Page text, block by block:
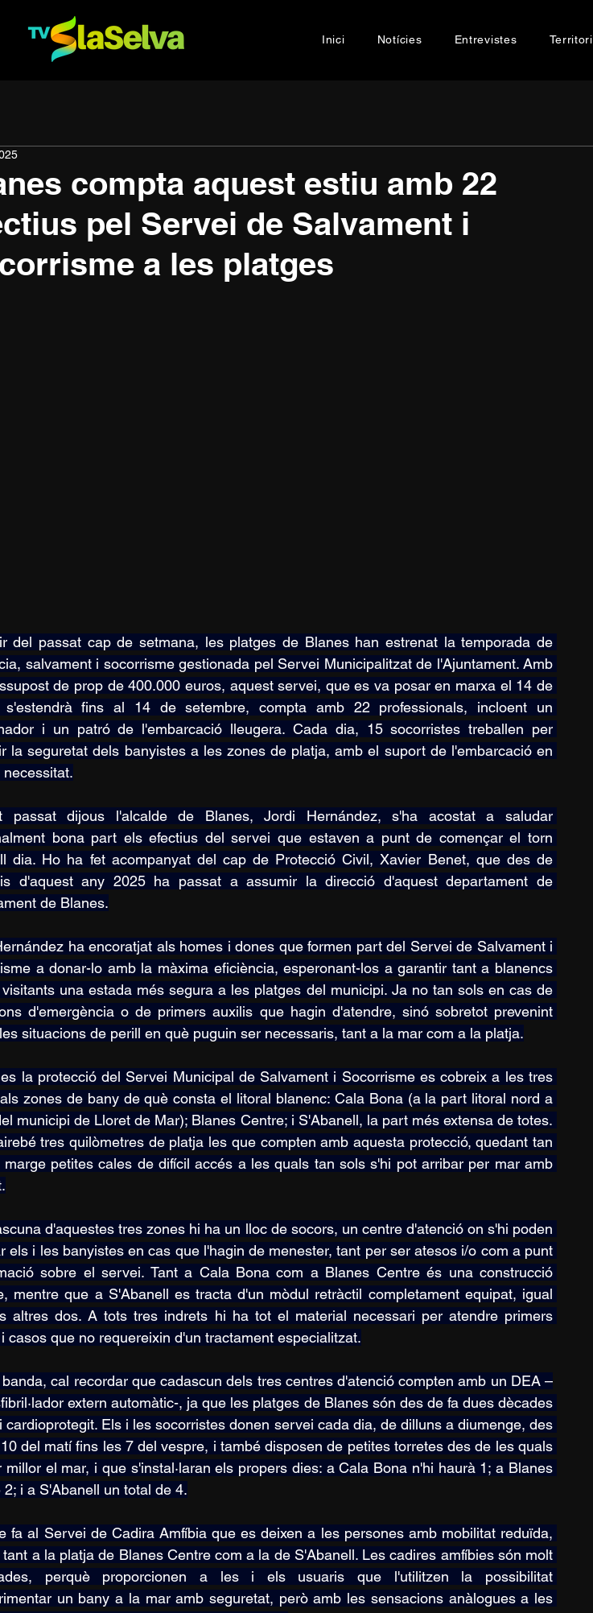
Inici Notícies Entrevistes Territori
compta aquest estiu amb 22
pel Servei de Salvament i
a les platges
del passat cap de setmana, les platges de Blanes han estrenat la temporada de
salvament i socorrisme gestionada pel Servei Municipalitzat de l'Ajuntament. Amb
de prop de 400.000 euros, aquest servei, que es va posar en marxa el 14 de
fins al 14 de setembre, compta amb 22 professionals, incloent un
i un patró de l'embarcació lleugera. Cada dia, 15 socorristes treballen per
la seguretat dels banyistes a les zones de platja, amb el suport de l'embarcació en
passat dijous l'alcalde de Blanes, Jordi Hernández, s'ha acostat a saludar
bona part els efectius del servei que estaven a punt de començar el torn
dia. Ho ha fet acompanyat del cap de Protecció Civil, Xavier Benet, que des de
d'aquest any 2025 ha passat a assumir la direcció d'aquest departament de
de Blanes.
ha encoratjat als homes i dones que formen part del Servei de Salvament i
a donar-lo amb la màxima eficiència, esperonant-los a garantir tant a blanencs
una estada més segura a les platges del municipi. Ja no tan sols en cas de
d'emergència o de primers auxilis que hagin d'atendre, sinó sobretot prevenint
situacions de perill en què puguin ser necessaris, tant a la mar com a la platja.
la protecció del Servei Municipal de Salvament i Socorrisme es cobreix a les tres
zones de bany de què consta el litoral blanenc: Cala Bona (a la part litoral nord a
municipi de Lloret de Mar); Blanes Centre; i S'Abanell, la part més extensa de totes.
tres quilòmetres de platja les que compten amb aquesta protecció, quedant tan
marge petites cales de difícil accés a les quals tan sols s'hi pot arribar per mar amb
d'aquestes tres zones hi ha un lloc de socors, un centre d'atenció on s'hi poden
els i les banyistes en cas que l'hagin de menester, tant per ser atesos i/o com a punt
sobre el servei. Tant a Cala Bona com a Blanes Centre és una construcció
mentre que a S'Abanell es tracta d'un mòdul retràctil completament equipat, igual
altres dos. A tots tres indrets hi ha tot el material necessari per atendre primers
casos que no requereixin d'un tractament especialitzat.
cal recordar que cadascun dels tres centres d'atenció compten amb un DEA –
extern automàtic-, ja que les platges de Blanes són des de fa dues dècades
cardioprotegit. Els i les socorristes donen servei cada dia, de dilluns a diumenge, des
del matí fins les 7 del vespre, i també disposen de petites torretes des de les quals
millor el mar, i que s'instal·laran els propers dies: a Cala Bona n'hi haurà 1; a Blanes
2; i a S'Abanell un total de 4.
fa al Servei de Cadira Amfíbia que es deixen a les persones amb mobilitat reduïda,
a la platja de Blanes Centre com a la de S'Abanell. Les cadires amfíbies són molt
perquè proporcionen a les i els usuaris que l'utilitzen la possibilitat
un bany a la mar amb seguretat, però amb les sensacions anàlogues a les